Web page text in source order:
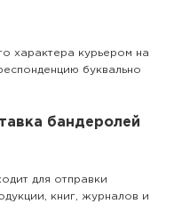
характера курьером на
буквально
бандеролей
для отправки
книг, журналов и